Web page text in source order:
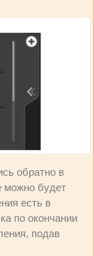
обратно в
можно будет
есть в
по окончании
подав